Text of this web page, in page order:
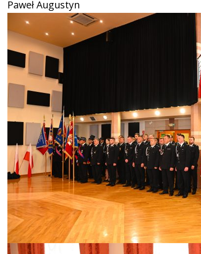
Paweł Augustyn